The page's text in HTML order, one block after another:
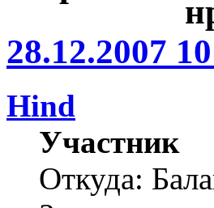
28.12.2007
Hind
Участник
Откуда: